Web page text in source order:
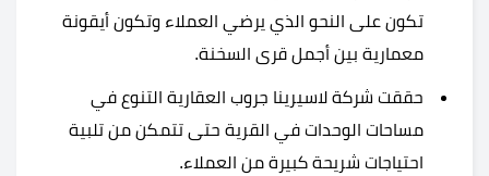
تكون على النحو الذي يرضي العملاء وتكون أيقونة
معمارية بين أجمل قرى السخنة.
حققت شركة لاسيرينا جروب العقارية التنوع في
مساحات الوحدات في القرية حتى تتمكن من تلبية
احتياجات شريحة كبيرة من العملاء.